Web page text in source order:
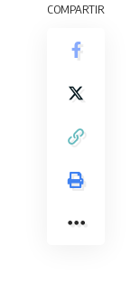
COMPARTIR